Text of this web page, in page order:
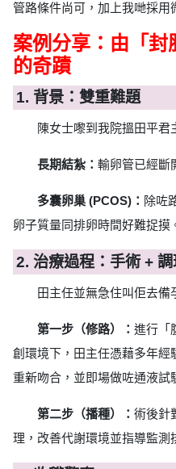
管路條件尚可，加上我哋採用
案例分享：由「封
的奇蹟
1. 背景：雙重難題
陳女士嚟到我院搵田平君
長期結紮： 輸卵管已經斷
多囊卵巢 (PCOS)： 除咗
卵子質量同排卵時間好難捉摸
2. 治療過程：手術 +
田主任並無急住叫佢去備
第一步（修路）： 進行「
創環境下，田主任憑藉多年經
重新吻合，並即場做咗通液試
第二步（播種）： 術後針
理，改善代謝環境並指導監測